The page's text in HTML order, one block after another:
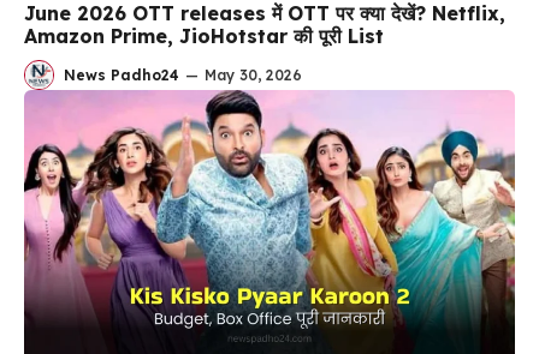
June 2026 OTT releases में OTT पर क्या देखें? Netflix,
Amazon Prime, JioHotstar की पूरी List
News Padho24 — May 30, 2026